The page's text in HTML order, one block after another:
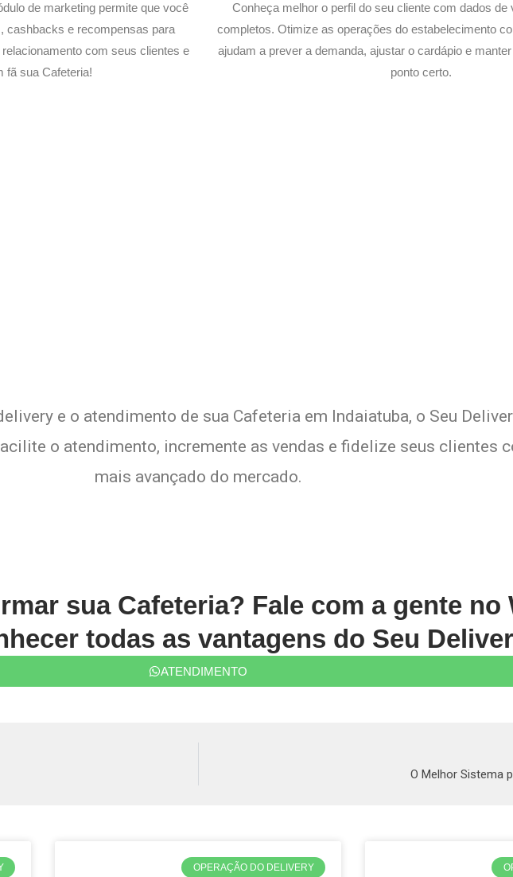
de marketing permite que você
cashbacks e recompensas para
com seus clientes e
fã sua Cafeteria!
Conheça melhor o perfil do seu cliente com dados de
completos. Otimize as operações do estabelecimento
ajudam a prever a demanda, ajustar o cardápio e
ponto certo.
e o atendimento de sua Cafeteria em Indaiatuba, o Seu
o atendimento, incremente as vendas e fidelize seus clientes
mais avançado do mercado.
sua Cafeteria? Fale com a gente no
todas as vantagens do Seu
ATENDIMENTO
O Melhor Sistema
OPERAÇÃO DO DELIVERY